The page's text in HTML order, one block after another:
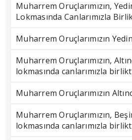
Muharrem Oruçlarımızın,
Lokmasında Canlarımızla
Muharrem Oruçlarımızın
Muharrem Oruçlarımızın,
lokmasında canlarımızla
Muharrem Oruçlarımızın
Muharrem Oruçlarımızın,
lokmasında canlarımızla